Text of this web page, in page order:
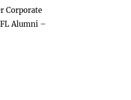
Corporate
Alumni –